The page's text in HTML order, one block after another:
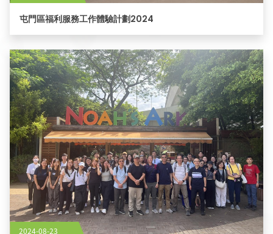
屯門區福利服務工作體驗計劃2024
2024-08-23